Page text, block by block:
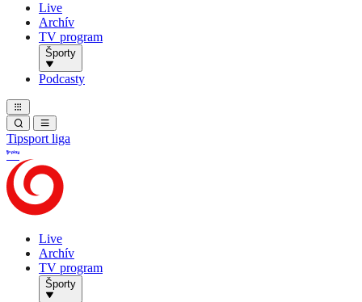
Live
Archív
TV program
Športy
Podcasty
Tipsport liga
Live
Archív
TV program
Športy